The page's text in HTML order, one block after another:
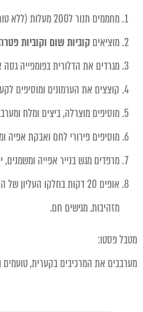
מחממים תנור ל200 מעלות (ללא טורבו).
מוציאים קוביות שום וקוביות
מגרדים את הדלורית בפומפייה
קוצצים את הערמונים ומוסיפים
מוסיפים מוצרלה, ביצים ומלח
מוסיפים פירורי לחם ואבקת אפיה
מרפדים מגש בנייר אפייה
אופים 20 דקות בחלקו
מזהיבות. מגישים חם.
מטבל פסטו:
מערבבים את המרכיבים בקערית,